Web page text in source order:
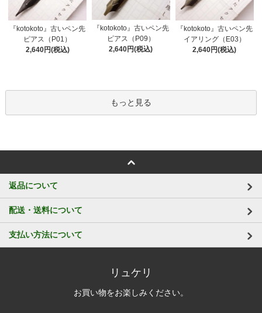
『kotokoto』古いペン先
ピアス（P01）
2,640円(税込)
『kotokoto』古いペン先
ピアス（P09）
2,640円(税込)
『kotokoto』古いペン先
イアリング（E03）
2,640円(税込)
もっと見る
返品について
配送・送料について
支払い方法について
リュケリ
お買い物をお楽しみください。